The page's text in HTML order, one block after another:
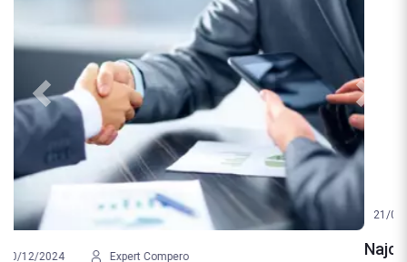
21/08/2024 Expert Compero
Najczęstsze błędy popełniane przy wyborze
Previous Next